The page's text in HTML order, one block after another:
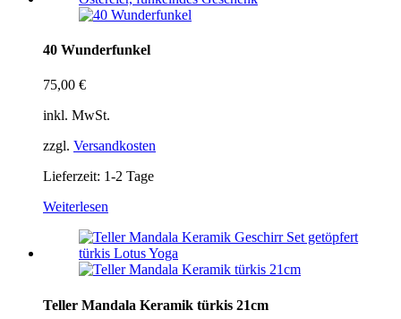
40 Wunderfunkel
75,00 €
inkl. MwSt.
zzgl. Versandkosten
Lieferzeit: 1-2 Tage
Weiterlesen
Teller Mandala Keramik türkis 21cm